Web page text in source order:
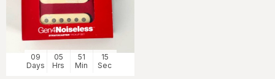
09
Days
05
Hrs
51
Min
14
Sec